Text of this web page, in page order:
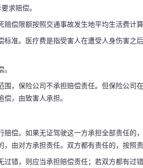
求赔偿。
偿限额按照交通事故发生地平均生活费计算
准。医疗费是指受害人在遭受人身伤害之
，保险公司不承担赔偿责任。但保险公司
，由致害人承担。
赔偿。如果无证驾驶这一方承担全部责任的
由对方承担责任。双方都有责任的，按照责
错，则应当承担赔偿责任；若双方都有过
码阅读更多